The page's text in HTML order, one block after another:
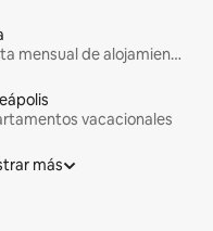
Renta mensual de alojamientos
vacacionales
más